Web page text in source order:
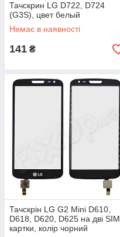
Тачскрин LG D722, D724
(G3S), цвет белый
Немає в наявності
141 ₴
Тачскрін LG G2 Mini D610,
D618, D620, D625 на дві SIM
картки, колір чорний